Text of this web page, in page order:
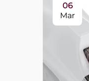
06
Mar